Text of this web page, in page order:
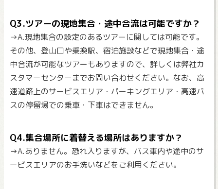
Q3.ツアーの現地集合・途中合流は可能ですか？
→A.現地集合の設定のあるツアーに関しては可能です。
その他、登山口や乗換駅、宿泊施設などで現地集合・途
中合流が可能なツアーもありますので、詳しくは弊社カ
スタマーセンターまでお問い合わせください。なお、高
速道路上のサービスエリア・パーキングエリア・高速バ
スの停留場での乗車・下車はできません。
Q4.集合場所に着替える場所はありますか？
→A.ありません。恐れ入りますが、バス車内や途中のサ
ービスエリアのお手洗いなどをご利用ください。